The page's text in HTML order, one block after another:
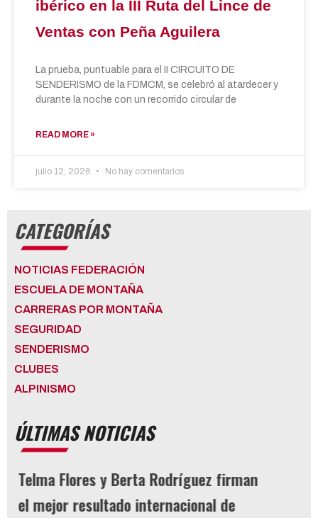
ibérico en la III Ruta del Lince de
Ventas con Peña Aguilera
La prueba, puntuable para el II CIRCUITO DE
SENDERISMO de la FDMCM, se celebró al atardecer y
durante la noche con un recorrido circular de
READ MORE »
julio 12, 2026 No hay comentarios
CATEGORÍAS
NOTICIAS FEDERACIÓN
ESCUELA DE MONTAÑA
CARRERAS POR MONTAÑA
SEGURIDAD
SENDERISMO
CLUBES
ALPINISMO
ÚLTIMAS NOTICIAS
Telma Flores y Berta Rodríguez firman
el mejor resultado internacional de